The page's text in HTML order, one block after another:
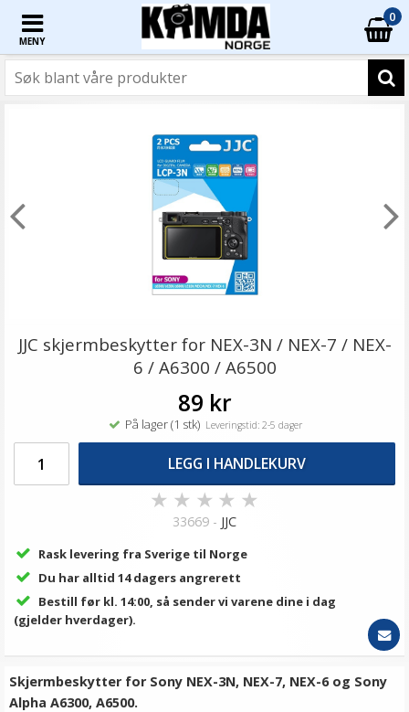
MENY
0
JJC skjermbeskytter for NEX-3N / NEX-7 / NEX-
6 / A6300 / A6500
89 kr
På lager (1 stk)Leveringstid: 2-5 dager
LEGG I HANDLEKURV
★ ★ ★ ★ ★
33669 - JJC
Rask levering fra Sverige til Norge
Du har alltid 14 dagers angrerett
Bestill før kl. 14:00, så sender vi varene dine i dag
(gjelder hverdager).
Skjermbeskytter for Sony NEX-3N, NEX-7, NEX-6 og Sony
Alpha A6300, A6500.